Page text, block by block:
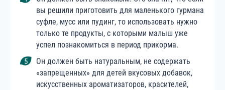
вы решили приготовить для маленького гурмана
суфле, мусс или пудинг, то использовать нужно
только те продукты, с которыми малыш уже
успел познакомиться в период прикорма.
Он должен быть натуральным, не содержать
«запрещенных» для детей вкусовых добавок,
искусственных ароматизаторов, красителей,